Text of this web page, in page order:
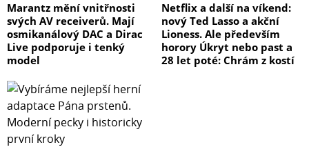
Marantz mění vnitřnosti
svých AV receiverů. Mají
osmikanálový DAC a Dirac
Live podporuje i tenký
model
Netflix a další na víkend:
nový Ted Lasso a akční
Lioness. Ale především
horory Úkryt nebo past a
28 let poté: Chrám z kostí